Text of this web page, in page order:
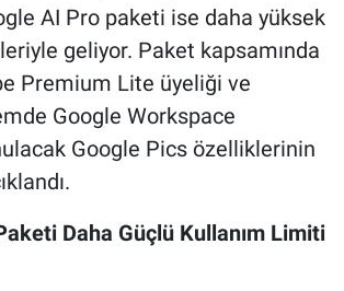
AI Pro paketi ise daha yüksek
geliyor. Paket kapsamında
Premium Lite üyeliği ve
Google Workspace
Google Pics özelliklerinin
Daha Güçlü Kullanım Limiti